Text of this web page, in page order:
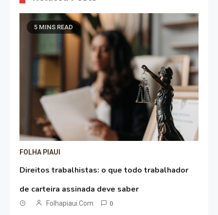
5 MINS READ
FOLHA PIAUI
Direitos trabalhistas: o que todo trabalhador
de carteira assinada deve saber
Folhapiaui.com 0